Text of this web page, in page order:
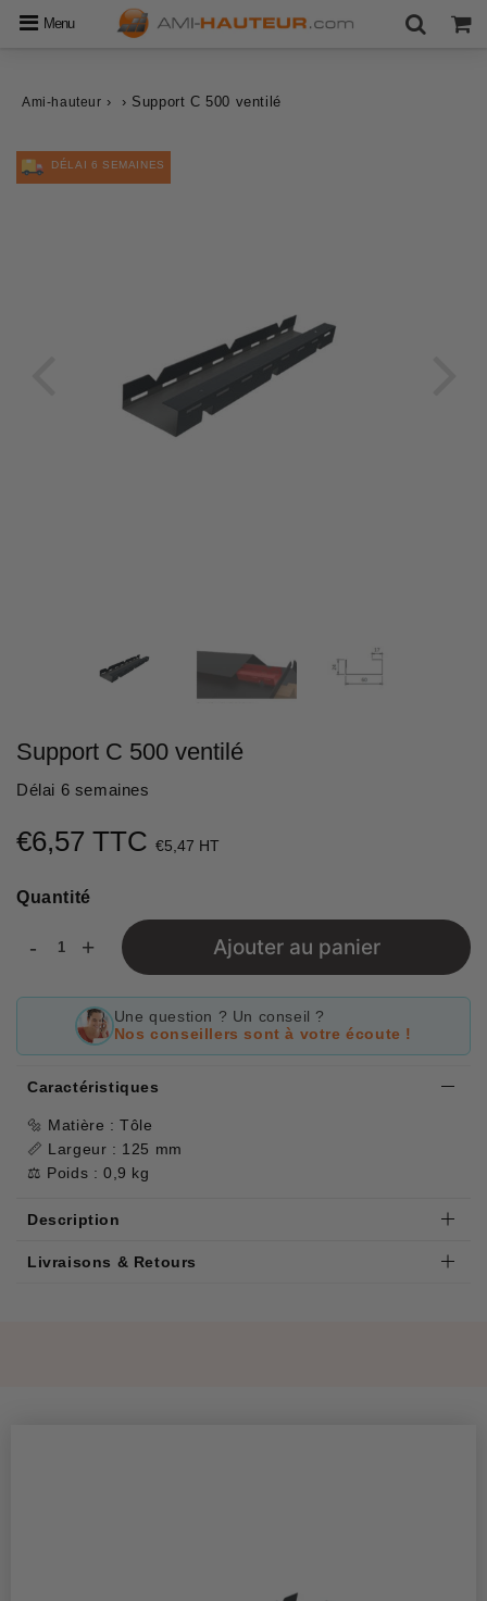
Menu
Ami-hauteur › › Support C 500 ventilé
DÉLAI 6 SEMAINES
Support C 500 ventilé
Délai 6 semaines
€6,57 TTC €5,47 HT
price
Quantité
- + Ajouter au panier
Une question ? Un conseil ?
Nos conseillers sont à votre écoute !
Caractéristiques
🔩 Matière : Tôle
📏 Largeur : 125 mm
⚖️ Poids : 0,9 kg
Description
Livraisons & Retours